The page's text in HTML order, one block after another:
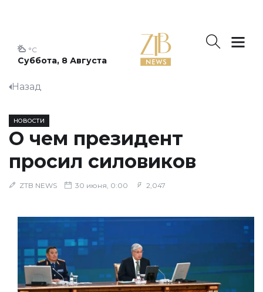
Суббота, 8 Августа
°C
Назад
НОВОСТИ
О чем президент
просил силовиков
ZTB NEWS 30 июня, 0:00 2,047